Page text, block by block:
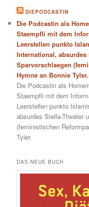
DIEPODCASTIN
Die Podcastin als
Staempfli mit dem
Leerstellen punkto
International, absurdes
Sparvorschlaegen
Hymne an Bonnie Tyler.
Die Podcastin als
Staempfli mit dem
Leerstellen punkto
absurdes Stella-Theater
(feministischen
Tyler.
DAS NEUE BUCH